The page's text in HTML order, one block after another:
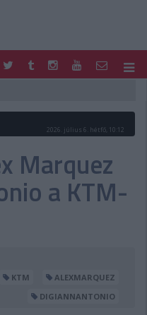
TIPPJÁTÉK
2026. július 6. hétfő, 10:12
Marquez
a KTM-
KTM
ALEXMARQUEZ
DIGIANNANTONIO